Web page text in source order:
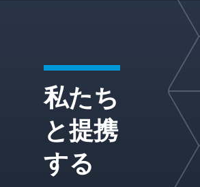
す。
よび分離ソ
リューショ
ンにより、
環境の持続
可能性を向
上させま
す。
ム
タ
ー
は
私たち
と提携
する